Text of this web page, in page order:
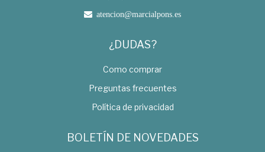
atencion@marcialpons.es
¿DUDAS?
Como comprar
Preguntas frecuentes
Política de privacidad
BOLETÍN DE NOVEDADES